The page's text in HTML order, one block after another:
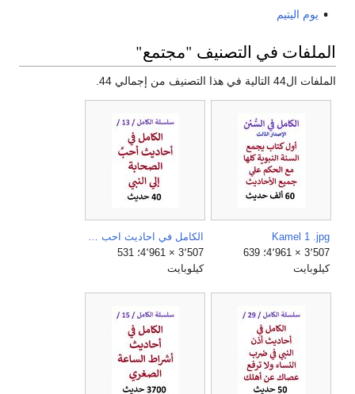
يوم اليتيم
الملفات في التصنيف "مجتمع"
الملفات ال44 التالية في هذا التصنيف من إجمالي 44.
Kamel 1 .jpg
3٬507 × 4٬961؛ 639
كيلوبايت
3٬507 × 4٬961؛ 531
كيلوبايت